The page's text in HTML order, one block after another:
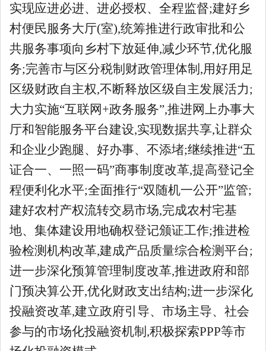
实现应进必进、进必授权、全程监督;建好乡
村便民服务大厅(室),统筹推进行政审批和公
共服务事项向乡村下放延伸,减少环节,优化服
务;完善市与区分税制财政管理体制,用好用足
区级财政自主权,不断释放区级自主发展活力;
大力实施“互联网+政务服务”,推进网上办事大
厅和智能服务平台建设,实现数据共享,让群众
和企业少跑腿、好办事、不添堵;继续推进“五
证合一、一照一码”商事制度改革,提高登记全
程便利化水平;全面推行“双随机一公开”监管;
建好农村产权流转交易市场,完成农村宅基
地、集体建设用地确权登记颁证工作;推进检
验检测机构改革,建成产品质量综合检测平台;
进一步深化预算管理制度改革,推进政府和部
门预决算公开,优化财政支出结构;进一步深化
投融资改革,建立政府引导、市场主导、社会
参与的市场化投融资机制,积极探索PPP等市